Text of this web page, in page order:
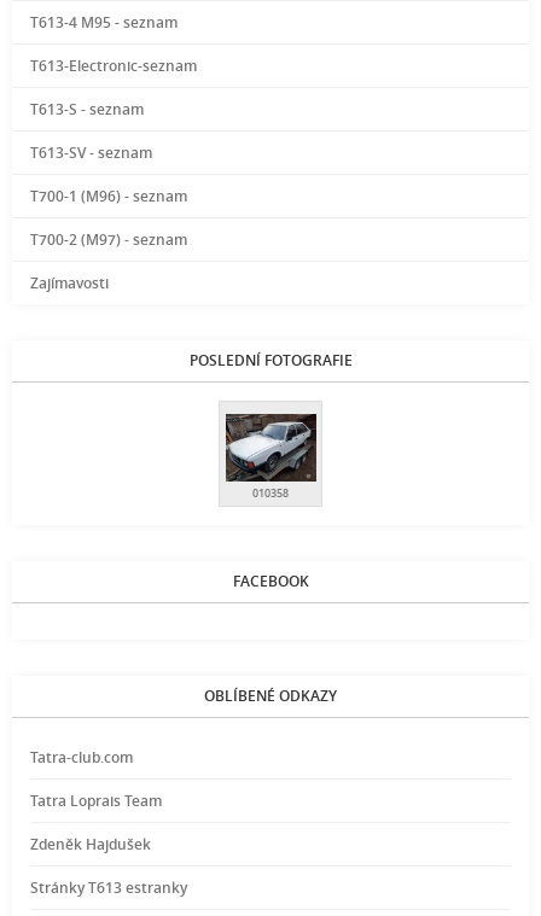
T613-4 M95 - seznam
T613-Electronic-seznam
T613-S - seznam
T613-SV - seznam
T700-1 (M96) - seznam
T700-2 (M97) - seznam
Zajímavosti
POSLEDNÍ FOTOGRAFIE
010358
FACEBOOK
OBLÍBENÉ ODKAZY
Tatra-club.com
Tatra Loprais Team
Zdeněk Hajdušek
Stránky T613 estranky